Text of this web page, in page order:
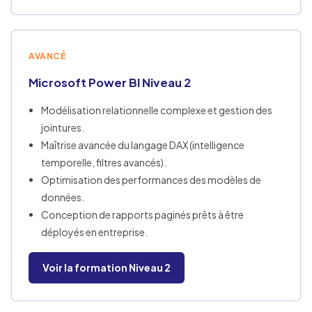
AVANCÉ
Microsoft Power BI Niveau 2
Modélisation relationnelle complexe et gestion des
jointures.
Maîtrise avancée du langage DAX (intelligence
temporelle, filtres avancés).
Optimisation des performances des modèles de
données.
Conception de rapports paginés prêts à être
déployés en entreprise.
Voir la formation Niveau 2